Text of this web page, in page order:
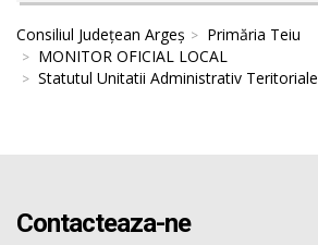
Consiliul Județean Argeș
Primăria Teiu
MONITOR OFICIAL LOCAL
Statutul Unitatii Administrativ Teritoriale
Contacteaza-ne